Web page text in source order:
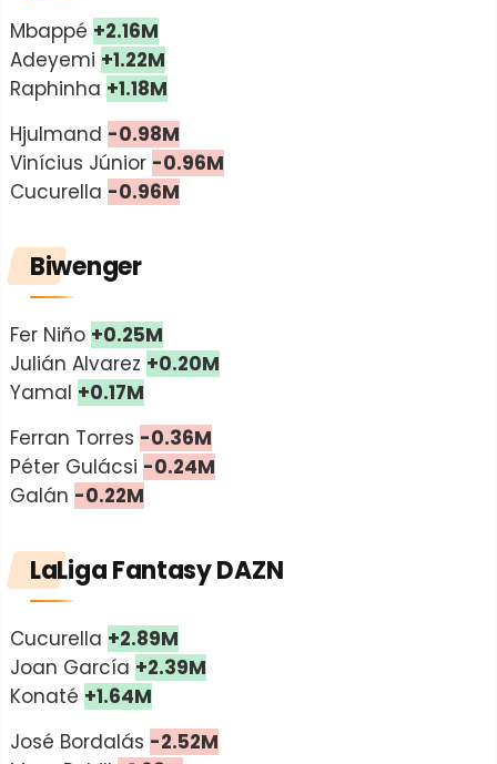
Mbappé +2.16M
Adeyemi +1.22M
Raphinha +1.18M
Hjulmand -0.98M
Vinícius Júnior -0.96M
Cucurella -0.96M
Biwenger
Fer Niño +0.25M
Julián Alvarez +0.20M
Yamal +0.17M
Ferran Torres -0.36M
Péter Gulácsi -0.24M
Galán -0.22M
LaLiga Fantasy DAZN
Cucurella +2.89M
Joan García +2.39M
Konaté +1.64M
José Bordalás -2.52M